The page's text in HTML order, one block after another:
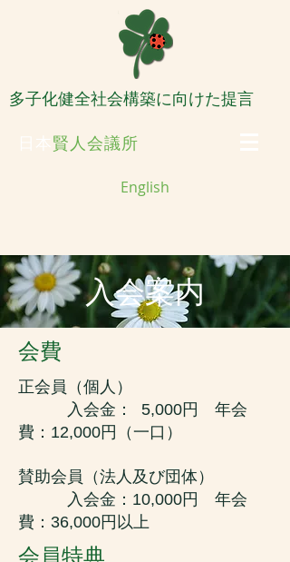
​多子化健全社会構築に向けた提言
賢人会議所
English
入会案内
会費
正会員（個人）
入会金： 5,000円 年会
費：12,000円（一口）
賛助会員（法人及び団体）
入会金：10,000円 年会
費：36,000円以上
会員特典